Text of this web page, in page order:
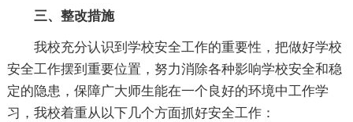
三、整改措施
我校充分认识到学校安全工作的重要性，把做好学校
安全工作摆到重要位置，努力消除各种影响学校安全和稳
定的隐患，保障广大师生能在一个良好的环境中工作学
习，我校着重从以下几个方面抓好安全工作：